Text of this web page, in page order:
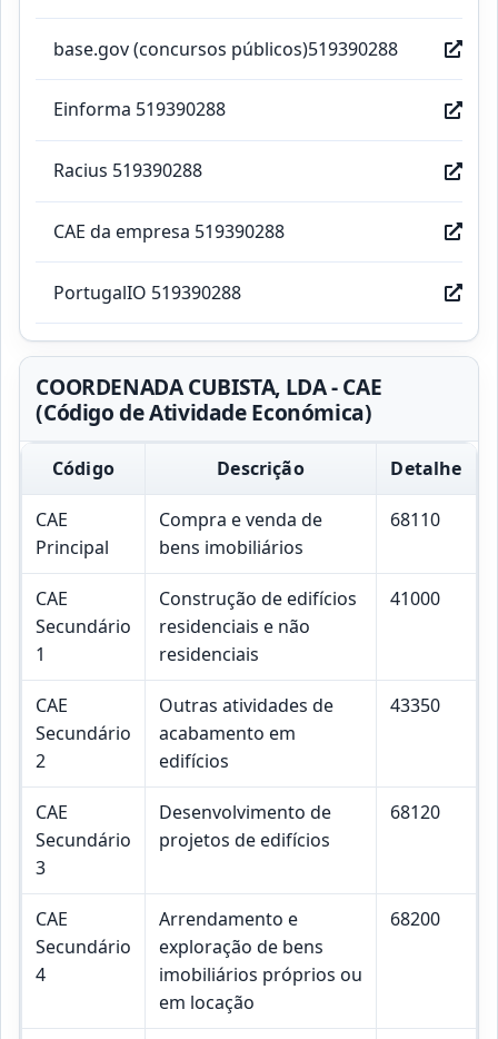
base.gov (concursos públicos)519390288
Einforma 519390288
Racius 519390288
CAE da empresa 519390288
PortugalIO 519390288
COORDENADA CUBISTA, LDA - CAE
(Código de Atividade Económica)
Código Descrição Detalhe
CAE
Principal
Compra e venda de
bens imobiliários
68110
CAE
Secundário
1
Construção de edifícios
residenciais e não
residenciais
41000
CAE
Secundário
2
Outras atividades de
acabamento em
edifícios
43350
CAE
Secundário
3
Desenvolvimento de
projetos de edifícios
68120
CAE
Secundário
4
Arrendamento e
exploração de bens
imobiliários próprios ou
em locação
68200